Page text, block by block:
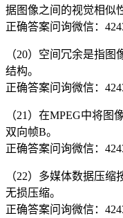
据图像之间的视觉相似
正确答案问询微信：
（20）空间冗余是指
结构。
正确答案问询微信：
（21）在MPEG中将图
双向帧B。
正确答案问询微信：
（22）多媒体数据压
无损压缩。
正确答案问询微信：